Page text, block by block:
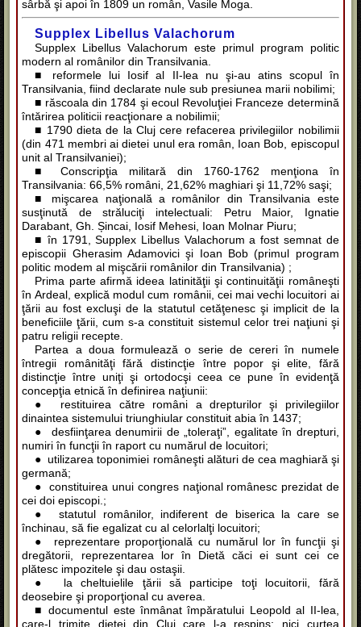
sârbă şi apoi în 1809 un român, Vasile Moga.
Supplex Libellus Valachorum
Supplex Libellus Valachorum este primul program politic
modern al românilor din Transilvania.
■ reformele lui Iosif al II-lea nu şi-au atins scopul în
Transilvania, fiind declarate nule sub presiunea marii nobilimi;
■ răscoala din 1784 şi ecoul Revoluţiei Franceze determină
întărirea politicii reacţionare a nobilimii;
■ 1790 dieta de la Cluj cere refacerea privilegiilor nobilimii
(din 471 membri ai dietei unul era român, Ioan Bob, episcopul
unit al Transilvaniei);
■ Conscripţia militară din 1760-1762 menţiona în
Transilvania: 66,5% români, 21,62% maghiari şi 11,72% saşi;
■ mişcarea naţională a românilor din Transilvania este
susţinută de străluciţi intelectuali: Petru Maior, Ignatie
Darabant, Gh. Șincai, Iosif Mehesi, Ioan Molnar Piuru;
■ în 1791, Supplex Libellus Valachorum a fost semnat de
episcopii Gherasim Adamovici şi Ioan Bob (primul program
politic modem al mişcării românilor din Transilvania) ;
Prima parte afirmă ideea latinităţii şi continuităţii româneşti
în Ardeal, explică modul cum românii, cei mai vechi locuitori ai
ţării au fost excluşi de la statutul cetăţenesc şi implicit de la
beneficiile ţării, cum s-a constituit sistemul celor trei naţiuni şi
patru religii recepte.
Partea a doua formulează o serie de cereri în numele
întregii românităţi fără distincţie între popor şi elite, fără
distincţie între uniţi şi ortodocşi ceea ce pune în evidenţă
concepţia etnică în definirea naţiunii:
● restituirea către români a drepturilor şi privilegiilor
dinaintea sistemului triunghiular constituit abia în 1437;
● desfiinţarea denumirii de „toleraţi”, egalitate în drepturi,
numiri în funcţii în raport cu numărul de locuitori;
● utilizarea toponimiei româneşti alături de cea maghiară şi
germană;
● constituirea unui congres naţional românesc prezidat de
cei doi episcopi.;
● statutul românilor, indiferent de biserica la care se
închinau, să fie egalizat cu al celorlalţi locuitori;
● reprezentare proporţională cu numărul lor în funcţii şi
dregătorii, reprezentarea lor în Dietă căci ei sunt cei ce
plătesc impozitele şi dau ostaşii.
● la cheltuielile ţării să participe toţi locuitorii, fără
deosebire şi proporţional cu averea.
■ documentul este înmânat împăratului Leopold al II-lea,
care-l trimite dietei din Cluj care l-a respins; nici curtea